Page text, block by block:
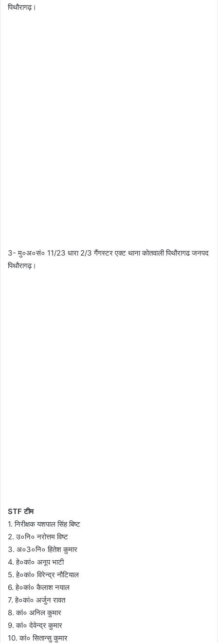
पिथौरागढ़।
3- मु०अ०सं० 11/23 धारा 2/3 गैंगस्टर एक्ट थाना कोतवाली पिथौरागढ जनपद
पिथौरागढ़।
STF टीम
1. निरीक्षक यशपाल सिंह बिष्ट
2. उ०नि० नरोत्तम विष्ट
3. अ०3०नि० हितेश कुमार
4. हे०कां० अनूप भाटी
5. हे०कां० विरेन्द्र नौटियाल
6. हे०कां० कैलाश नयाल
7. हे०कां० अर्जुन रावत
8. कां० अनिल कुमार
9. कां० देवेन्द्र कुमार
10. कां० सितान्सु कुमार